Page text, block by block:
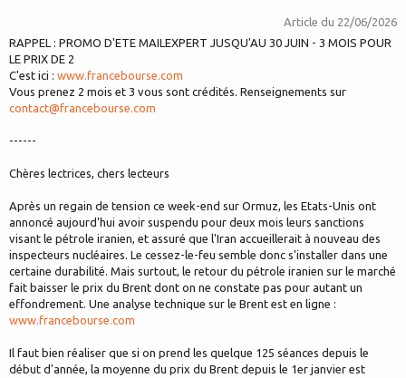
Article du 22/06/2026
RAPPEL : PROMO D'ETE MAILEXPERT JUSQU'AU 30 JUIN - 3 MOIS POUR
LE PRIX DE 2
C'est ici : www.francebourse.com
Vous prenez 2 mois et 3 vous sont crédités. Renseignements sur
contact@francebourse.com
------
Chères lectrices, chers lecteurs
Après un regain de tension ce week-end sur Ormuz, les Etats-Unis ont
annoncé aujourd'hui avoir suspendu pour deux mois leurs sanctions
visant le pétrole iranien, et assuré que l'Iran accueillerait à nouveau des
inspecteurs nucléaires. Le cessez-le-feu semble donc s'installer dans une
certaine durabilité. Mais surtout, le retour du pétrole iranien sur le marché
fait baisser le prix du Brent dont on ne constate pas pour autant un
effondrement. Une analyse technique sur le Brent est en ligne :
www.francebourse.com
Il faut bien réaliser que si on prend les quelque 125 séances depuis le
début d'année, la moyenne du prix du Brent depuis le 1er janvier est